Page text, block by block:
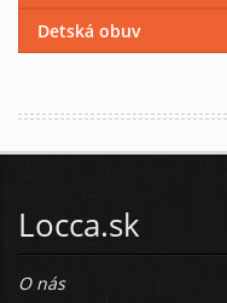
Detská obuv
Locca.sk
O nás